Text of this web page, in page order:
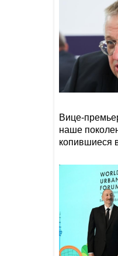
09:00
СМИ:
Вице-
наше
копившиеся